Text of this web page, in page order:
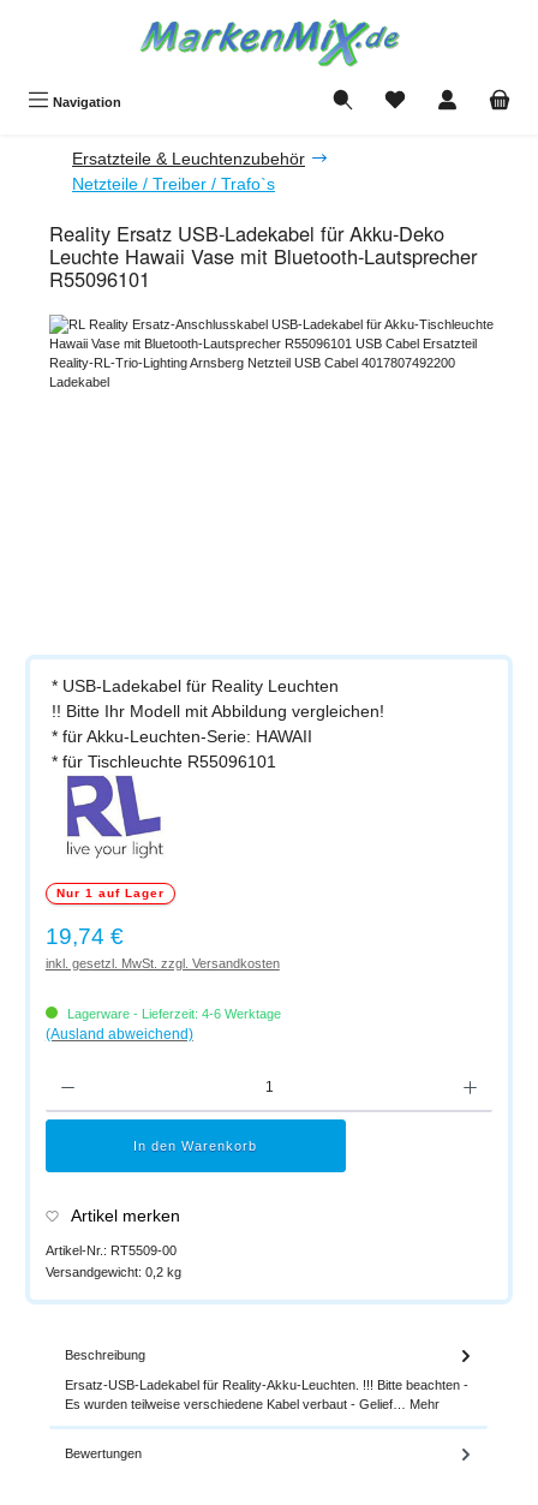
Navigation Du hast 0 Produkte
Ersatzteile & Leuchtenzubehör
Netzteile / Treiber / Trafo`s
Reality Ersatz USB-Ladekabel für Akku-Deko
Leuchte Hawaii Vase mit Bluetooth-Lautsprecher
R55096101
Bildergalerie überspringen
* USB-Ladekabel für Reality Leuchten
!! Bitte Ihr Modell mit Abbildung vergleichen!
* für Akku-Leuchten-Serie: HAWAII
* für Tischleuchte R55096101
Nur 1 auf Lager
Regulärer Preis:
19,74 €
inkl. gesetzl. MwSt. zzgl. Versandkosten
Lagerware - Lieferzeit: 4-6 Werktage
(Ausland abweichend)
In den Warenkorb
Artikel merken
Artikel-Nr.: RT5509-00
Versandgewicht: 0,2 kg
Beschreibung
Ersatz-USB-Ladekabel für Reality-Akku-Leuchten. !!! Bitte beachten -
Es wurden teilweise verschiedene Kabel verbaut - Gelief… Mehr
Bewertungen